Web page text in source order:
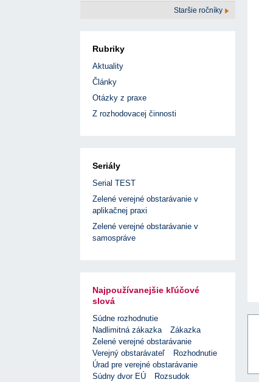
Staršie ročníky
Rubriky
Aktuality
Články
Otázky z praxe
Z rozhodovacej činnosti
Seriály
Serial TEST
Zelené verejné obstarávanie v
aplikačnej praxi
Zelené verejné obstarávanie v
samospráve
Najpoužívanejšie kľúčové
slová
Súdne rozhodnutie
Nadlimitná zákazka
Zákazka
Zelené verejné obstarávanie
Verejný obstarávateľ
Rozhodnutie
Úrad pre verejné obstarávanie
Súdny dvor EÚ
Rozsudok